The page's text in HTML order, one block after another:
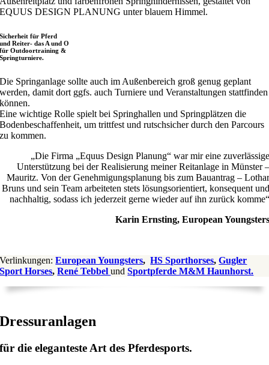
Sicherheit für Pferd
und Reiter- das A und O
für Outdoortraining &
Springturniere.
Die Springanlage sollte auch im Außenbereich groß genug geplant
werden, damit dort ggfs. auch Turniere und Veranstaltungen stattfinden
können.
Eine wichtige Rolle spielt bei Springhallen und Springplätzen die
Bodenbeschaffenheit, um trittfest und rutschsicher durch den Parcours
zu kommen.
„Die Firma „Equus Design Planung“ war mir eine zuverlässige
Unterstützung bei der Realisierung meiner Reitanlage in Münster –
Mauritz. Von der Genehmigungsplanung bis zum Bauantrag – Lothar
Bruns und sein Team arbeiteten stets lösungsorientiert, konsequent und
nachhaltig, sodass ich jederzeit gerne wieder auf ihn zurück komme“
Karin Ernsting, European Youngsters
Verlinkungen:European Youngsters,HS Sporthorses,Gugler
Sport Horses,René TebbelundSportpferde M&M Haunhorst.
Dressuranlagen
für die eleganteste Art des Pferdesports.